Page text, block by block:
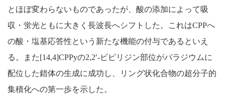
とほぼ変わらないものであったが、酸の添加によって吸
収・蛍光ともに大きく長波長へシフトした。これはCPPへ
の酸・塩基応答性という新たな機能の付与であるといえ
る。また[14,4]CPPyの2,2′-ビピリジン部位がパラジウムに
配位した錯体の生成に成功し、リング状化合物の超分子的
集積化への第一歩を示した。